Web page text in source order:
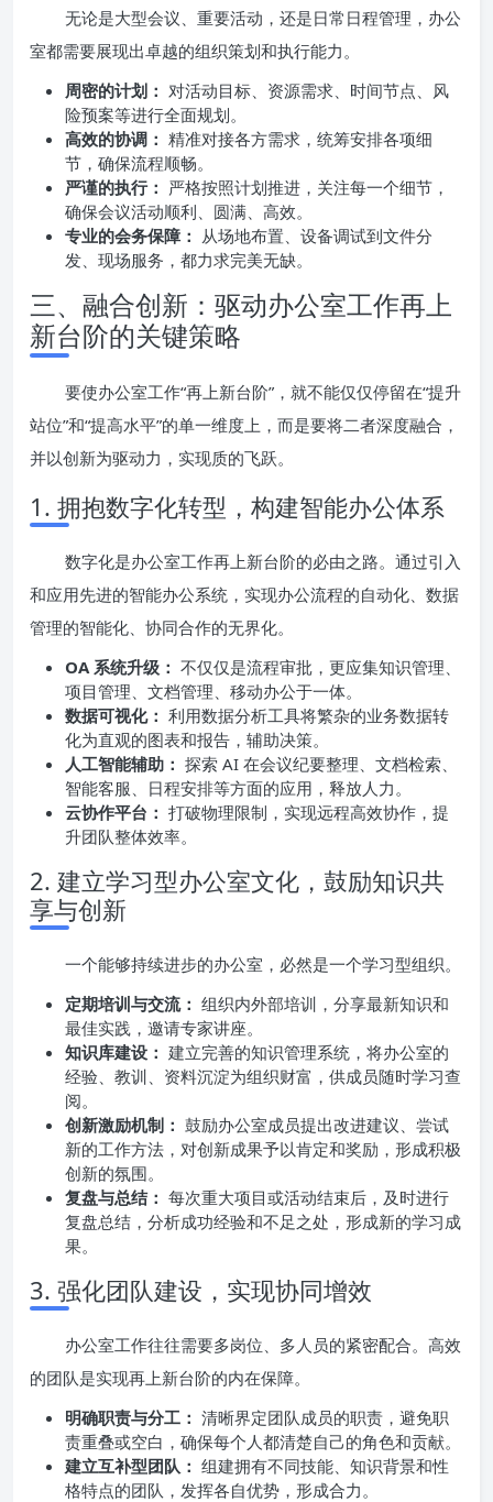
无论是大型会议、重要活动，还是日常日程管理，办公
室都需要展现出卓越的组织策划和执行能力。
周密的计划： 对活动目标、资源需求、时间节点、风
险预案等进行全面规划。
高效的协调： 精准对接各方需求，统筹安排各项细
节，确保流程顺畅。
严谨的执行： 严格按照计划推进，关注每一个细节，
确保会议活动顺利、圆满、高效。
专业的会务保障： 从场地布置、设备调试到文件分
发、现场服务，都力求完美无缺。
三、融合创新：驱动办公室工作再上
新台阶的关键策略
要使办公室工作“再上新台阶”，就不能仅仅停留在“提升
站位”和“提高水平”的单一维度上，而是要将二者深度融合，
并以创新为驱动力，实现质的飞跃。
1. 拥抱数字化转型，构建智能办公体系
数字化是办公室工作再上新台阶的必由之路。通过引入
和应用先进的智能办公系统，实现办公流程的自动化、数据
管理的智能化、协同合作的无界化。
OA 系统升级： 不仅仅是流程审批，更应集知识管理、
项目管理、文档管理、移动办公于一体。
数据可视化： 利用数据分析工具将繁杂的业务数据转
化为直观的图表和报告，辅助决策。
人工智能辅助： 探索 AI 在会议纪要整理、文档检索、
智能客服、日程安排等方面的应用，释放人力。
云协作平台： 打破物理限制，实现远程高效协作，提
升团队整体效率。
2. 建立学习型办公室文化，鼓励知识共
享与创新
一个能够持续进步的办公室，必然是一个学习型组织。
定期培训与交流： 组织内外部培训，分享最新知识和
最佳实践，邀请专家讲座。
知识库建设： 建立完善的知识管理系统，将办公室的
经验、教训、资料沉淀为组织财富，供成员随时学习查
阅。
创新激励机制： 鼓励办公室成员提出改进建议、尝试
新的工作方法，对创新成果予以肯定和奖励，形成积极
创新的氛围。
复盘与总结： 每次重大项目或活动结束后，及时进行
复盘总结，分析成功经验和不足之处，形成新的学习成
果。
3. 强化团队建设，实现协同增效
办公室工作往往需要多岗位、多人员的紧密配合。高效
的团队是实现再上新台阶的内在保障。
明确职责与分工： 清晰界定团队成员的职责，避免职
责重叠或空白，确保每个人都清楚自己的角色和贡献。
建立互补型团队： 组建拥有不同技能、知识背景和性
格特点的团队，发挥各自优势，形成合力。